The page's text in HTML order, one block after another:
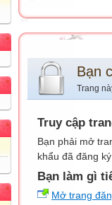
Bạn
Trang
Truy cập
Bạn phải mở
khẩu đã đăng
Bạn làm gì
Mở trang